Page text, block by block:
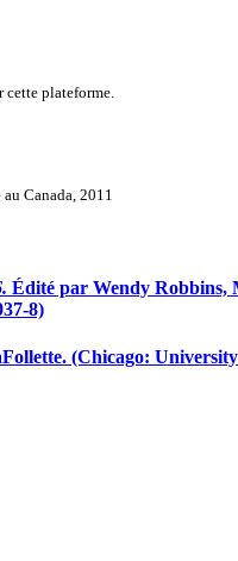
plateforme.
Canada, 2011
Édité par Wendy Robbins,
8)
(Chicago: